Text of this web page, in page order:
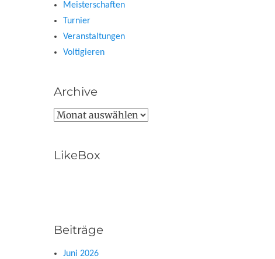
Meisterschaften
Turnier
Veranstaltungen
Voltigieren
Archive
Archive
LikeBox
Beiträge
Juni 2026